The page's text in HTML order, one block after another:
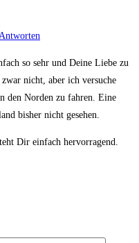
Antworten
so sehr und Deine Liebe zu
nicht, aber ich versuche
den Norden zu fahren. Eine
bisher nicht gesehen.
Dir einfach hervorragend.